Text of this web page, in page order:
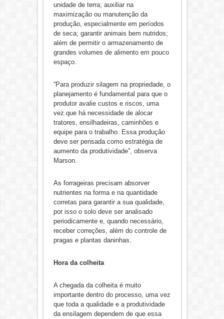
unidade de terra; auxiliar na
maximização ou manutenção da
produção, especialmente em períodos
de seca; garantir animais bem nutridos;
além de permitir o armazenamento de
grandes volumes de alimento em pouco
espaço.
“Para produzir silagem na propriedade, o
planejamento é fundamental para que o
produtor avalie custos e riscos, uma
vez que há necessidade de alocar
tratores, ensilhadeiras, caminhões e
equipe para o trabalho. Essa produção
deve ser pensada como estratégia de
aumento da produtividade”, observa
Marson.
As forrageiras precisam absorver
nutrientes na forma e na quantidade
corretas para garantir a sua qualidade,
por isso o solo deve ser analisado
periodicamente e, quando necessário,
receber correções, além do controle de
pragas e plantas daninhas.
Hora da colheita
A chegada da colheita é muito
importante dentro do processo, uma vez
que toda a qualidade e a produtividade
da ensilagem dependem de que essa